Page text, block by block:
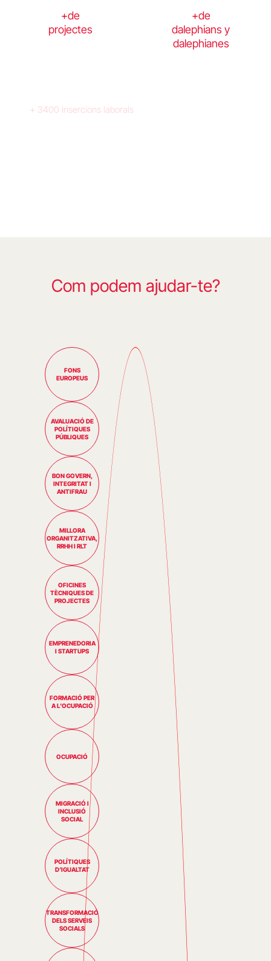
+de
projectes
+de
dalephians y
dalephianes
+ 3400 insercions laborals
Com podem ajudar-te?
FONS
EUROPEUS
AVALUACIÓ DE
POLÍTIQUES
PÚBLIQUES
BON GOVERN,
INTEGRITAT I
ANTIFRAU
MILLORA
ORGANITZATIVA,
RRHH I RLT
OFICINES
TÈCNIQUES DE
PROJECTES
EMPRENEDORIA
I STARTUPS
FORMACIÓ PER
A L’OCUPACIÓ
OCUPACIÓ
MIGRACIÓ I
INCLUSIÓ
SOCIAL
POLÍTIQUES
D’IGUALTAT
TRANSFORMACIÓ
DELS SERVEIS
SOCIALS